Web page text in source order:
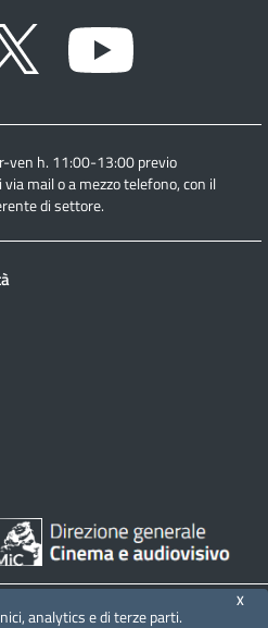
Twitter
ven h. 11:00-13:00 previo
via mail o a mezzo telefono, con il
di settore.
X
analytics e di terze parti.